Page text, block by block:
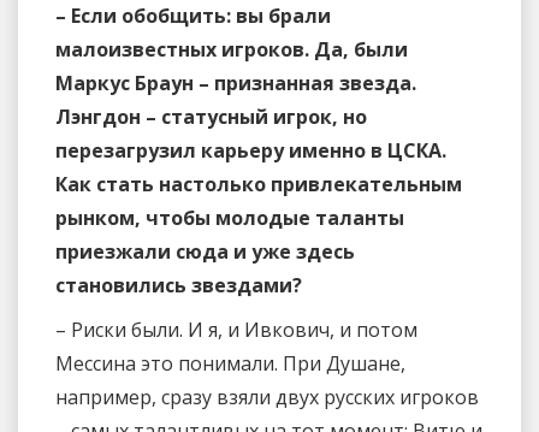
– Если обобщить: вы брали
малоизвестных игроков. Да, были
Маркус Браун – признанная звезда.
Лэнгдон – статусный игрок, но
перезагрузил карьеру именно в ЦСКА.
Как стать настолько привлекательным
рынком, чтобы молодые таланты
приезжали сюда и уже здесь
становились звездами?
– Риски были. И я, и Ивкович, и потом
Мессина это понимали. При Душане,
например, сразу взяли двух русских игроков